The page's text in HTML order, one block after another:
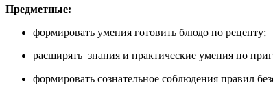
Предметные:
формировать умения готовить блюдо по рецепту;
расширять знания и практические умения по
формировать сознательное соблюдения правил